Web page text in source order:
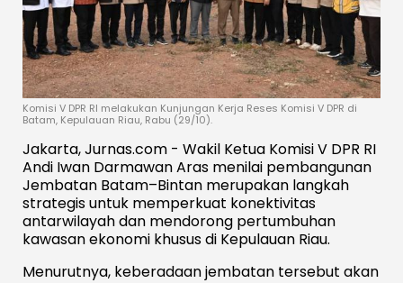
Komisi V DPR RI melakukan Kunjungan Kerja Reses Komisi V DPR di
Batam, Kepulauan Riau, Rabu (29/10).
Jakarta, Jurnas.com - Wakil Ketua Komisi V DPR RI
Andi Iwan Darmawan Aras menilai pembangunan
Jembatan Batam–Bintan merupakan langkah
strategis untuk memperkuat konektivitas
antarwilayah dan mendorong pertumbuhan
kawasan ekonomi khusus di Kepulauan Riau.
Menurutnya, keberadaan jembatan tersebut akan